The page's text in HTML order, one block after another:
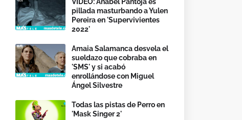
pillada masturbando a Yulen
Pereira en 'Supervivientes
2022'
Amaia Salamanca desvela el
sueldazo que cobraba en
'SMS' y si acabó
enrollándose con Miguel
Ángel Silvestre
Todas las pistas de Perro en
'Mask Singer 2'